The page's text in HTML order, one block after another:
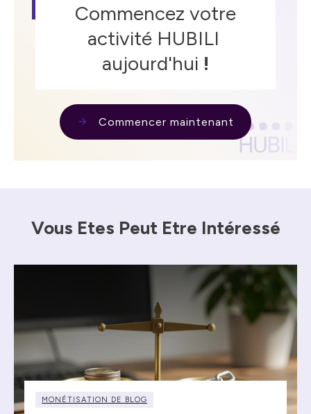
Commencez votre
activité HUBILI
aujourd'hui !
Commencer maintenant
Vous Etes Peut Etre Intéressé
MONÉTISATION DE BLOG